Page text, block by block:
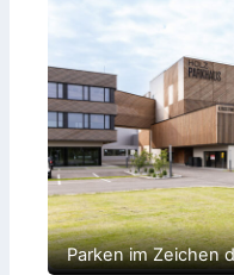
e
t
Parken im Zeichen